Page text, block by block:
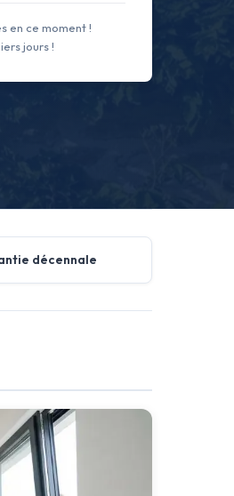
en ce moment !
jours !
décennale